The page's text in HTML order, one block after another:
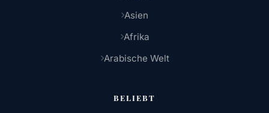
Asien
Afrika
Arabische Welt
BELIEBT